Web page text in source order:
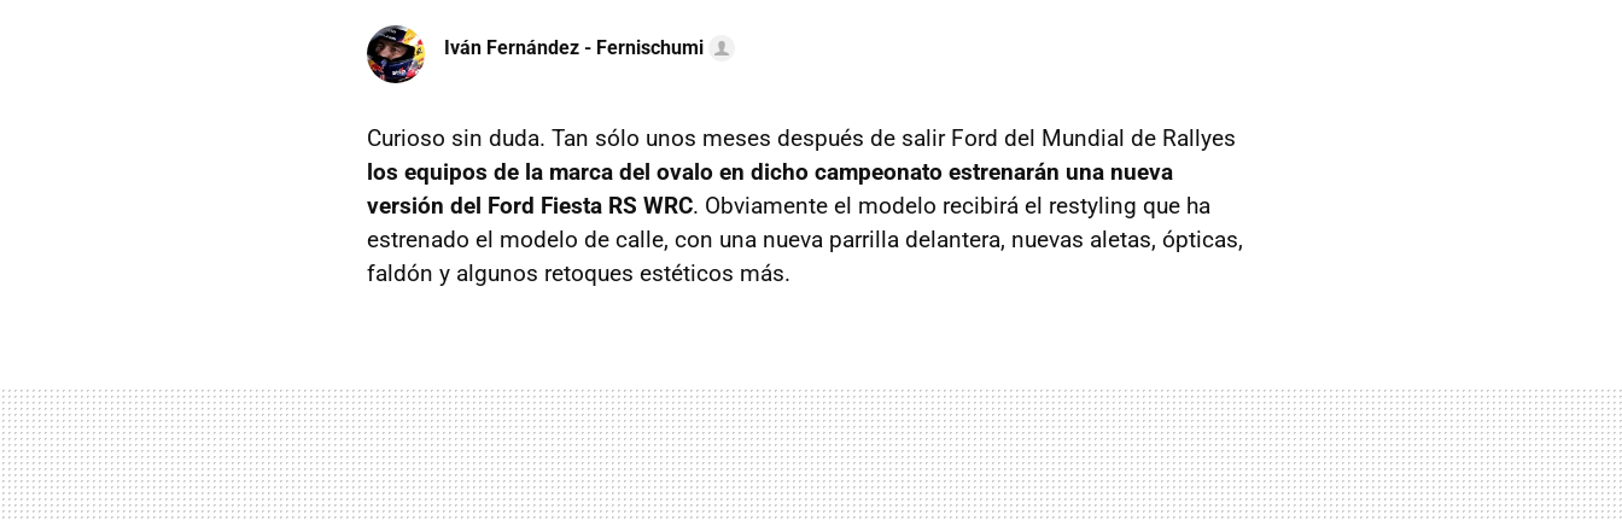
Iván Fernández - Fernischumi
Curioso sin duda. Tan sólo unos meses después de salir Ford del Mundial de Rallyes
los equipos de la marca del ovalo en dicho campeonato estrenarán una nueva
versión del Ford Fiesta RS WRC. Obviamente el modelo recibirá el restyling que ha
estrenado el modelo de calle, con una nueva parrilla delantera, nuevas aletas, ópticas,
faldón y algunos retoques estéticos más.